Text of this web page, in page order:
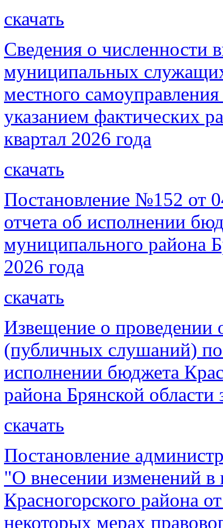
скачать
Сведения о
муниципальных
местного
указанием фактических
квартал 2026 года
скачать
Постановление №152 от
отчета об исполнении
муниципального района
2026 года
скачать
Извещение о
(публичных слушаний)
исполнении бюджета
района Брянской области
скачать
Постановление
"О внесении изменений
Красногорского района
некоторых мерах